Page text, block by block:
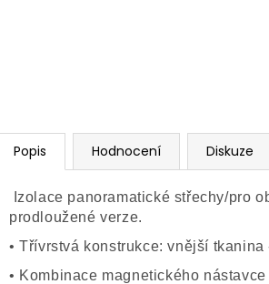
Popis Hodnocení Diskuze
Izolace panoramatické střechy/pro
prodloužené verze.
• Třívrstvá konstrukce: vnější
• Kombinace magnetického